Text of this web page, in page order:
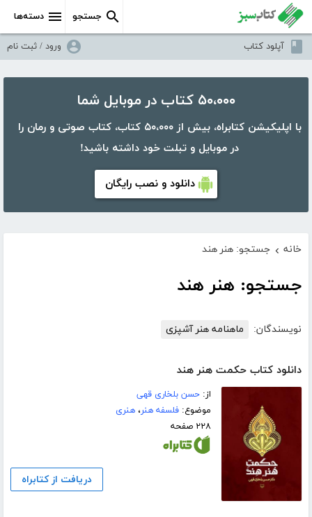
دسته‌ها جستجو
آپلود کتاب ورود / ثبت نام
۵۰،۰۰۰ کتاب در موبایل شما
با اپلیکیشن کتابراه، بیش از ۵۰،۰۰۰ کتاب، کتاب صوتی و رمان را
در موبایل و تبلت خود داشته باشید!
دانلود و نصب رایگان
خانه › جستجو: هنر هند
جستجو: هنر هند
نویسندگان: ماهنامه هنر آشپزی
دانلود کتاب حکمت هنر هند
از:حسن بلخاری قهی
موضوع:فلسفه هنر،هنری
۲۲۸ صفحه
دریافت از کتابراه